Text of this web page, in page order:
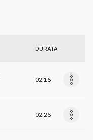
DURATA
02:16
02:26